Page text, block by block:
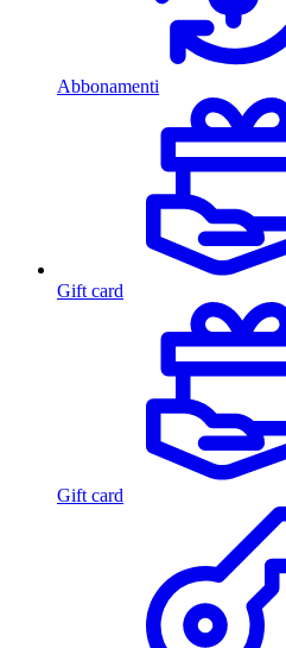
Abbonamenti
Gift card
Gift card